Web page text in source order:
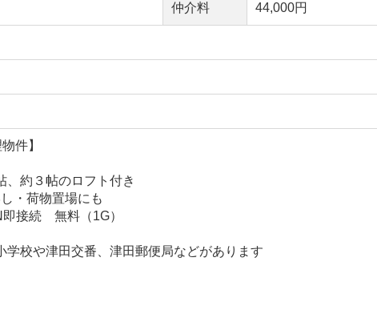
仲介料 44,000円
件】
、約３帖のロフト付き
・荷物置場にも
続 無料（1G）
学校や津田交番、津田郵便局などがあります